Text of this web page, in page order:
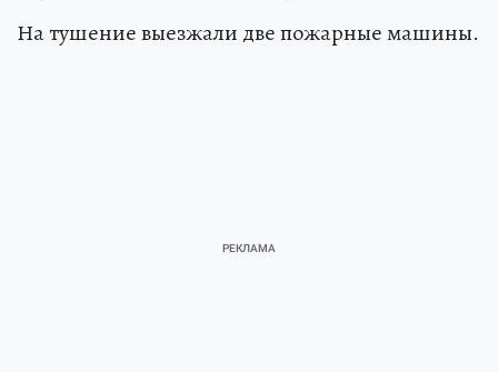
На тушение выезжали две пожарные машины.